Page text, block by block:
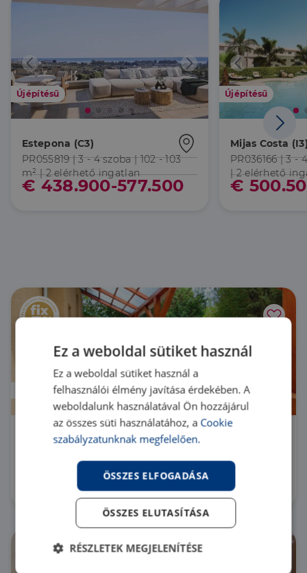
Újépítésű
Estepona (C3)
PR055819 |3 - 4 szoba| 102 - 103
m²| 2 elérhető ingatlan
€ 438.900-577.500
Újépítésű
Mijas Costa
PR036166 |3 -
| 2 elérhető
€
1203 Budapest 20. kerület Azonnal
költözhető, újjávarázsolt házrész terasszal
HZ069830 |1 szoba| 35 m²
44 900 000 Ft
Ez a weboldal sütiket használ
Ez a weboldal sütiket használ a
felhasználói élmény javítása érdekében. A
weboldalunk használatával Ön hozzájárul
az összes süti használatához, a Cookie
szabályzatunknak megfelelően.
ÖSSZES ELFOGADÁSA
ÖSSZES ELUTASÍTÁSA
RÉSZLETEK MEGJELENÍTÉSE